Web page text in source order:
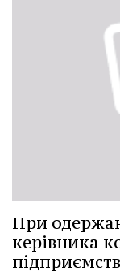
При
керівника